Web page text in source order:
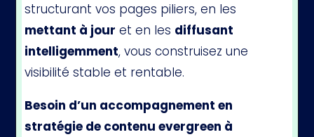
structurant vos pages piliers, en les
mettant à jour et en les diffusant
intelligemment, vous construisez une
visibilité stable et rentable.
Besoin d’un accompagnement en
stratégie de contenu evergreen à